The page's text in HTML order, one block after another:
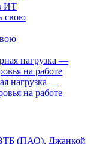
ИТ
нагрузка —
на работе
(ПАО), Джанкой